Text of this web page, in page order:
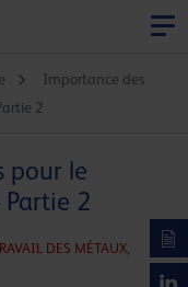
Importance des
2
pour le
2
DES MÉTAUX,